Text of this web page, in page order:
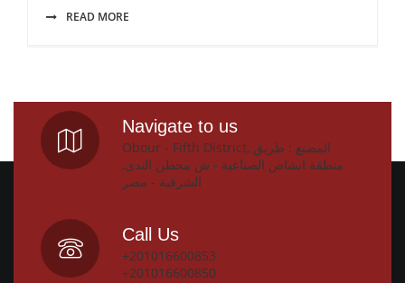
READ MORE
Navigate to us
Obour - Fifth District, المصنع : طريق
منطقة انشاص الصناعية - ش محطن الندى,
الشرقية - مصر
Call Us
+201016600853
+201016600850